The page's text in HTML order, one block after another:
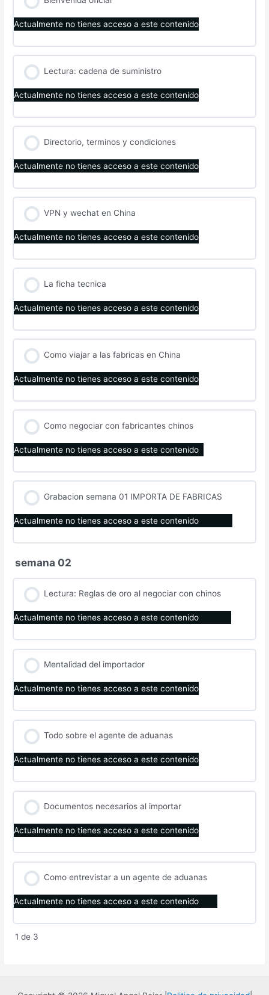
Actualmente no tienes acceso a este contenido
Lectura: cadena de suministro
Actualmente no tienes acceso a este contenido
Directorio, terminos y condiciones
Actualmente no tienes acceso a este contenido
VPN y wechat en China
Actualmente no tienes acceso a este contenido
La ficha tecnica
Actualmente no tienes acceso a este contenido
Como viajar a las fabricas en China
Actualmente no tienes acceso a este contenido
Como negociar con fabricantes chinos
Actualmente no tienes acceso a este contenido
Grabacion semana 01 IMPORTA DE FABRICAS
Actualmente no tienes acceso a este contenido
semana 02
Lectura: Reglas de oro al negociar con chinos
Actualmente no tienes acceso a este contenido
Mentalidad del importador
Actualmente no tienes acceso a este contenido
Todo sobre el agente de aduanas
Actualmente no tienes acceso a este contenido
Documentos necesarios al importar
Actualmente no tienes acceso a este contenido
Como entrevistar a un agente de aduanas
Actualmente no tienes acceso a este contenido
1 de 3